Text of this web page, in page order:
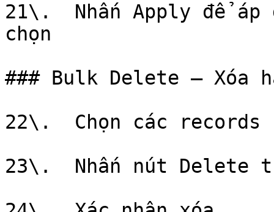
21\.  Nhấn Apply để
chọn
### Bulk Delete — Xóa
22\.  Chọn các records
23\.  Nhấn nút Delete